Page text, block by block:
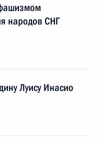
народов СНГ
Луису Инасио